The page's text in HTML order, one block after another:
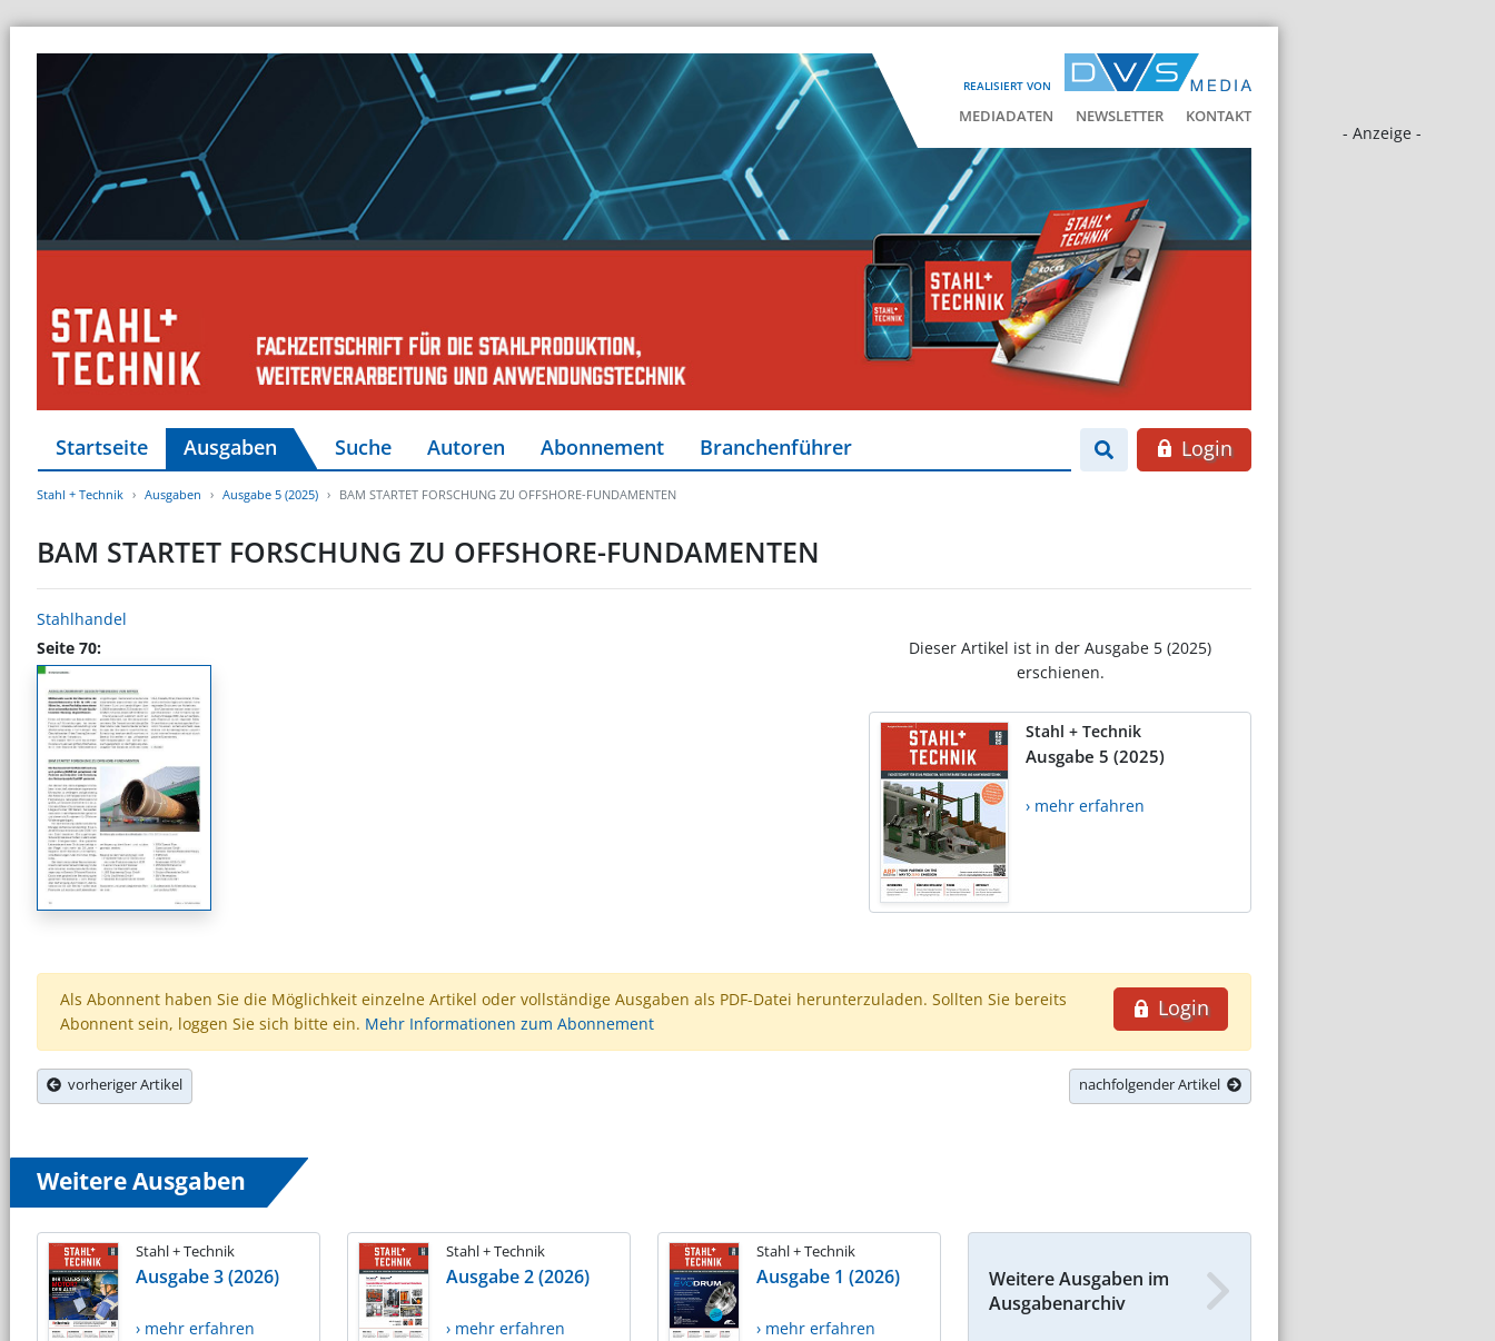
REALISIERT VON
MEDIADATEN NEWSLETTER KONTAKT
- Anzeige -
Startseite Ausgaben Suche Autoren Abonnement Branchenführer Login
Stahl + Technik Ausgaben Ausgabe 5 (2025) BAM STARTET FORSCHUNG ZU OFFSHORE-FUNDAMENTEN
BAM STARTET FORSCHUNG ZU OFFSHORE-FUNDAMENTEN
Stahlhandel
Seite 70:
Dieser Artikel ist in der Ausgabe 5 (2025)
erschienen.
Stahl + Technik
Ausgabe 5 (2025)
› mehr erfahren
Login
Als Abonnent haben Sie die Möglichkeit einzelne Artikel oder vollständige Ausgaben als PDF-Datei herunterzuladen. Sollten Sie bereits
Abonnent sein, loggen Sie sich bitte ein. Mehr Informationen zum Abonnement
vorheriger Artikel nachfolgender Artikel
Weitere Ausgaben
Stahl + Technik
Ausgabe 3 (2026)
› mehr erfahren
Stahl + Technik
Ausgabe 2 (2026)
› mehr erfahren
Stahl + Technik
Ausgabe 1 (2026)
› mehr erfahren
Weitere Ausgaben im
Ausgabenarchiv